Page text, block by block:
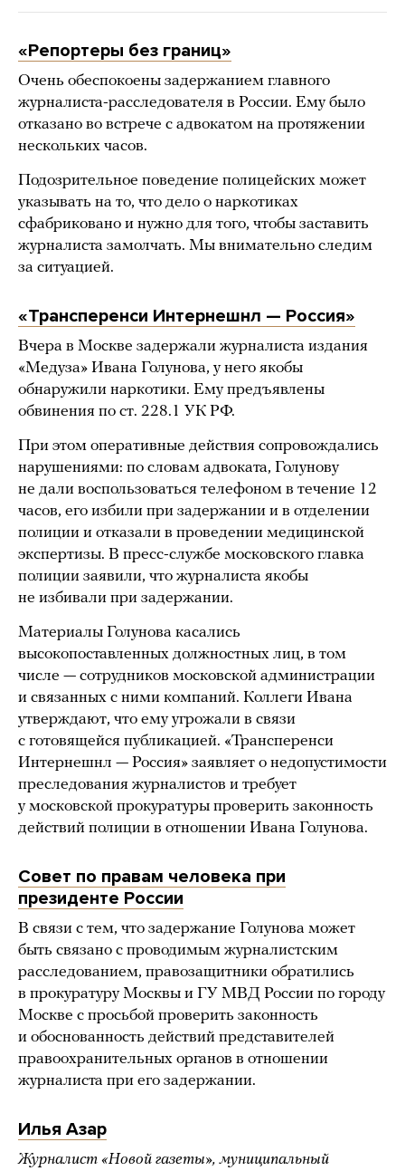
«Репортеры без границ»
Очень обеспокоены задержанием главного
журналиста-расследователя в России. Ему было
отказано во встрече с адвокатом на протяжении
нескольких часов.
Подозрительное поведение полицейских может
указывать на то, что дело о наркотиках
сфабриковано и нужно для того, чтобы заставить
журналиста замолчать. Мы внимательно следим
за ситуацией.
«Трансперенси Интернешнл — Россия»
Вчера в Москве задержали журналиста издания
«Медуза» Ивана Голунова, у него якобы
обнаружили наркотики. Ему предъявлены
обвинения по ст. 228.1 УК РФ.
При этом оперативные действия сопровождались
нарушениями: по словам адвоката, Голунову
не дали воспользоваться телефоном в течение 12
часов, его избили при задержании и в отделении
полиции и отказали в проведении медицинской
экспертизы. В пресс-службе московского главка
полиции заявили, что журналиста якобы
не избивали при задержании.
Материалы Голунова касались
высокопоставленных должностных лиц, в том
числе — сотрудников московской администрации
и связанных с ними компаний. Коллеги Ивана
утверждают, что ему угрожали в связи
с готовящейся публикацией. «Трансперенси
Интернешнл — Россия» заявляет о недопустимости
преследования журналистов и требует
у московской прокуратуры проверить законность
действий полиции в отношении Ивана Голунова.
Совет по правам человека при
президенте России
В связи с тем, что задержание Голунова может
быть связано с проводимым журналистским
расследованием, правозащитники обратились
в прокуратуру Москвы и ГУ МВД России по городу
Москве с просьбой проверить законность
и обоснованность действий представителей
правоохранительных органов в отношении
журналиста при его задержании.
Илья Азар
Журналист «Новой газеты», муниципальный